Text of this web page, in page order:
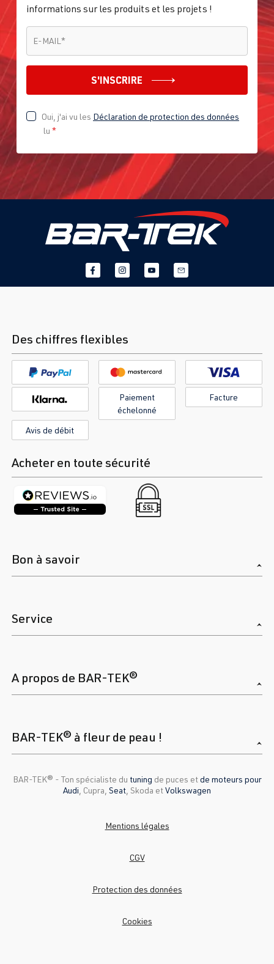
informations sur les produits et les projets !
E-MAIL *
S'INSCRIRE
Oui, j'ai vu les Déclaration de protection des données
lu *
Des chiffres flexibles
Paiement
échelonné
Facture
Avis de débit
Acheter en toute sécurité
Bon à savoir
Service
A propos de BAR-TEK®
BAR-TEK® à fleur de peau !
BAR-TEK®️ - Ton spécialiste du tuning de puces etde moteurs pour
Audi , Cupra, Seat , Skoda etVolkswagen
Mentions légales
CGV
Protection des données
Cookies